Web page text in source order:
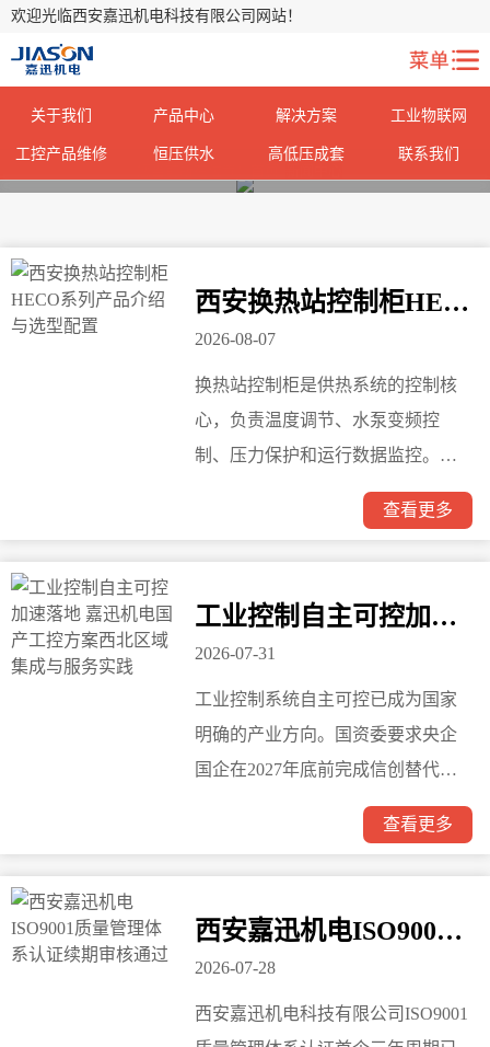
欢迎光临西安嘉迅机电科技有限公司网站！
关于我们 产品中心 解决方案 工业物联网
工控产品维修 恒压供水 高低压成套
联系我们
西安换热站控制柜HECO系列产品介绍与选型配置
2026-08-07
换热站控制柜是供热系统的控制核
心，负责温度调节、水泵变频控
制、压力保护和运行数据监控。控
制柜的稳定性和智能化水平直接关
系供暖质量和运维成本。西安嘉迅
机电科技有限公司推出HECO（Heat
柜，按供热站规模和智能化需求分
为B、S、P、A四大系列，覆盖从小
型站到大型枢纽站的全场景应用。
查看更多
工业控制自主可控加速落地 嘉迅机电国产工控方案西北区域集成与服务实践
2026-07-31
工业控制系统自主可控已成为国家
明确的产业方向。国资委要求央企
国企在2027年底前完成信创替代，
工信部将PLC、DCS等工业操作系
统列为重点更新对象。随着政策从
规划走向执行，工控产品的国产化
技术改造项目。
查看更多
西安嘉迅机电ISO9001质量管理体系认证续期审核通过
2026-07-28
西安嘉迅机电科技有限公司ISO9001